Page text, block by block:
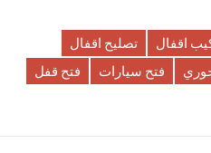
اقفال
تصليح اقفال
فتح سيارات
فتح قفل